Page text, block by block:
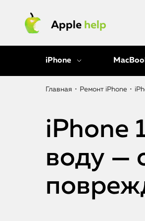
Apple help
iPhone
Главная • Ремонт iPhone •
iPhone
воду —